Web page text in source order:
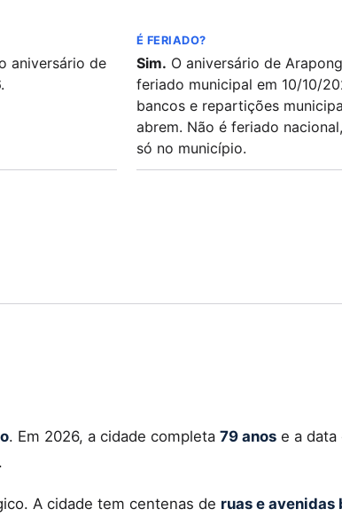
aniversário de
É FERIADO?
Sim. O aniversário de
feriado municipal em 10/10/
bancos e repartições
abrem. Não é feriado
só no município.
. Em 2026, a cidade completa 79 anos e a data
A cidade tem centenas de ruas e avenidas